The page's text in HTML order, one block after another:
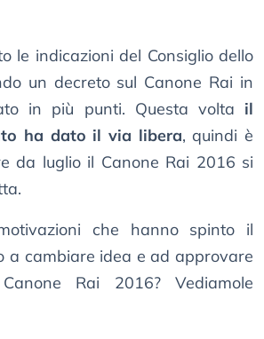
le indicazioni del Consiglio dello
un decreto sul Canone Rai in
in più punti. Questa volta il
ha dato il via libera, quindi è
da luglio il Canone Rai 2016 si
che hanno spinto il
a cambiare idea e ad approvare
Rai 2016? Vediamole